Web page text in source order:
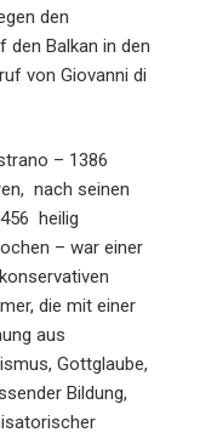
den
den Balkan in den
von Giovanni di
– 1386
nach seinen
heilig
– war einer
die mit einer
aus
Gottglaube,
Bildung,